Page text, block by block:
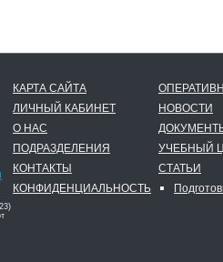
КАРТА САЙТА
ЛИЧНЫЙ КАБИНЕТ
О НАС
ПОДРАЗДЕЛЕНИЯ
КОНТАКТЫ
КОНФИДЕНЦИАЛЬНОСТЬ
НОВОСТИ
УЧЕБНЫЙ
СТАТЬИ